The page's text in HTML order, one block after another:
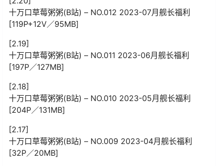
十万口草莓粥粥(B站) – NO.012 2023-07月舰长福利
[119P+12V／95MB]
[2.19]
十万口草莓粥粥(B站) – NO.011 2023-06月舰长福利
[197P／127MB]
[2.18]
十万口草莓粥粥(B站) – NO.010 2023-05月舰长福利
[204P／131MB]
[2.17]
十万口草莓粥粥(B站) – NO.009 2023-04月舰长福利
[32P／20MB]